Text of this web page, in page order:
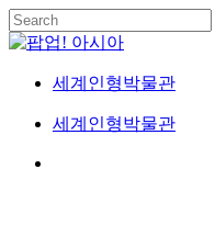
Skip
to
main
content
Close
세계인형박물관
Menu 세계인형박물관